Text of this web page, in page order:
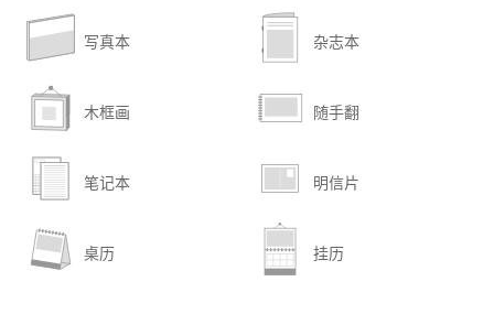
写真本 杂志本
木框画 随手翻
笔记本 明信片
桌历 挂历